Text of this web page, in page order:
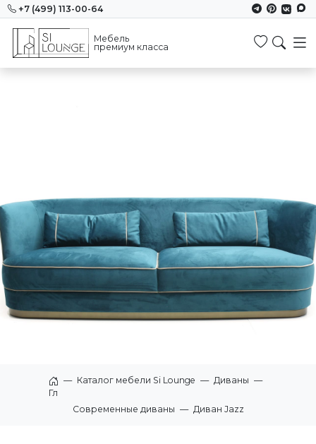
+7 (499) 113-00-64
Мебель
премиум класса
Главная
— Каталог мебели Si Lounge — Диваны —
Современные диваны — Диван Jazz